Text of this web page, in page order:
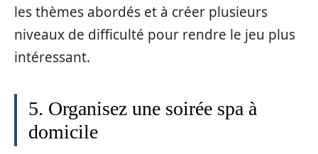
les thèmes abordés et à créer plusieurs
niveaux de difficulté pour rendre le jeu plus
intéressant.
5. Organisez une soirée spa à
domicile